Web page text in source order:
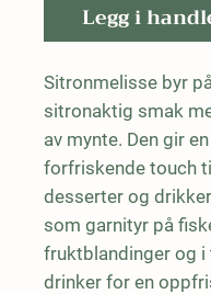
Legg i
Sitronmelisse byr
sitronaktig smak
av mynte. Den gir en
forfriskende touch
desserter og
som garnityr på
fruktblandinger og i
drinker for en